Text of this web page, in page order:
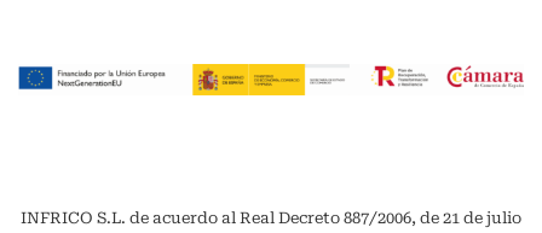
INFRICO S.L. de acuerdo al Real Decreto 887/2006, de 21 de julio